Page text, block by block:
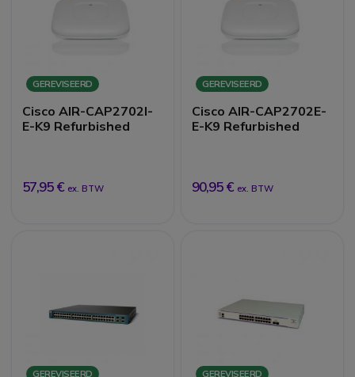
GEREVISEERD
Cisco AIR-CAP2702I-
E-K9 Refurbished
57,95 € ex. BTW
GEREVISEERD
Cisco AIR-CAP2702E-
E-K9 Refurbished
90,95 € ex. BTW
GEREVISEERD GEREVISEERD